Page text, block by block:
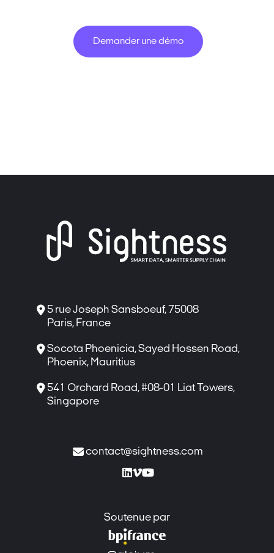
Demander une démo
 5 rue Joseph Sansboeuf, 75008
Paris, France
Socota Phoenicia, Sayed Hossen Road,
Phoenix, Mauritius
 541 Orchard Road, #08-01 Liat Towers,
Singapore
contact@sightness.com

Soutenue par